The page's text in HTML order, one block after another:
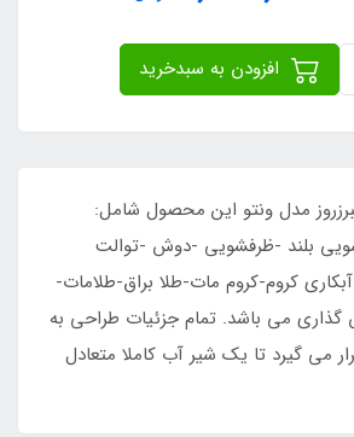
مدل ونتو این محصول شامل:
بلند -ظرفشویی -دوش -توالت
آبکاری کروم-کروم مات-طلا براق-طلامات-
می باشد. تمام جزئیات طراحی به
می گیرد تا یک شیر آب کاملا متعادل